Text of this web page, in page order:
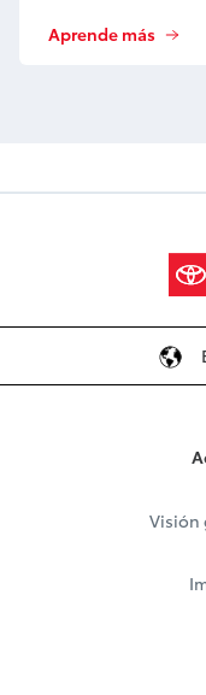
Aprende más
Visión